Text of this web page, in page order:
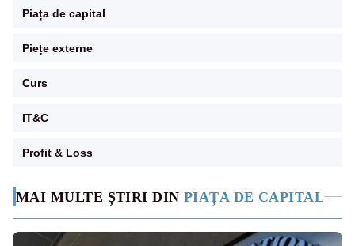
MAI MULTE ȘTIRI DIN PIAȚA DE CAPITAL
Piața de capital
Piețe externe
Curs
IT&C
Profit & Loss